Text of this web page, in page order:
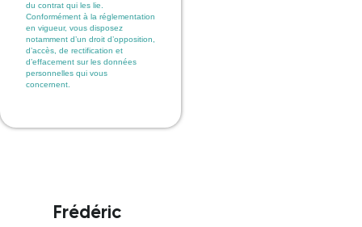
du contrat qui les lie.
Conformément à la réglementation
en vigueur, vous disposez
notamment d’un droit d’opposition,
d’accès, de rectification et
d’effacement sur les données
personnelles qui vous
concernent.
Frédéric